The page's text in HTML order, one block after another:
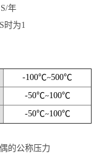
年
时为1
-100℃~500℃
-50℃~100℃
-50℃~100℃
的公称压力